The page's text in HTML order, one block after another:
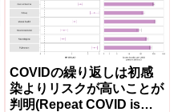
COVIDの繰り返しは初感
染よりリスクが高いことが
判明(Repeat COVID is